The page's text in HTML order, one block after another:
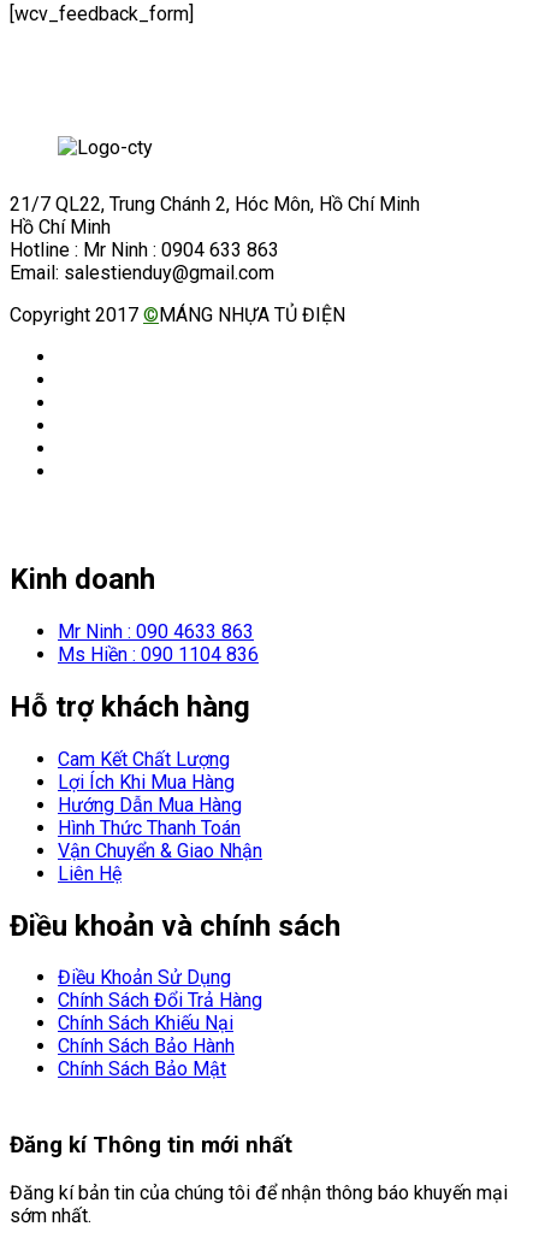
[wcv_feedback_form]
21/7 QL22, Trung Chánh 2, Hóc Môn, Hồ Chí Minh
Hồ Chí Minh
Hotline : Mr Ninh : 0904 633 863
Email: salestienduy@gmail.com
Copyright 2017 ©MÁNG NHỰA TỦ ĐIỆN
Kinh doanh
Mr Ninh : 090 4633 863
Ms Hiền : 090 1104 836
Hỗ trợ khách hàng
Cam Kết Chất Lượng
Lợi Ích Khi Mua Hàng
Hướng Dẫn Mua Hàng
Hình Thức Thanh Toán
Vận Chuyển & Giao Nhận
Liên Hệ
Điều khoản và chính sách
Điều Khoản Sử Dụng
Chính Sách Đổi Trả Hàng
Chính Sách Khiếu Nại
Chính Sách Bảo Hành
Chính Sách Bảo Mật
Đăng kíThông tin mới nhất
Đăng kí bản tin của chúng tôi để nhận thông báo khuyến mại
sớm nhất.